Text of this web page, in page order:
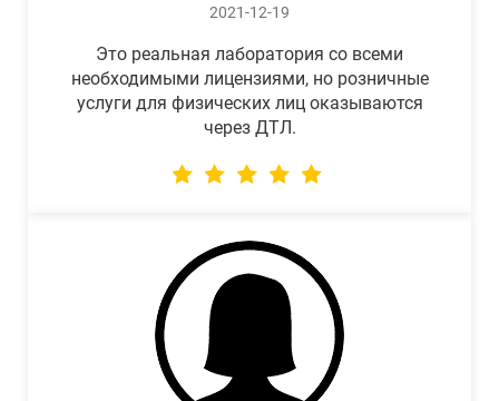
2021-12-19
Это реальная лаборатория со всеми
необходимыми лицензиями, но розничные
услуги для физических лиц оказываются
через ДТЛ.